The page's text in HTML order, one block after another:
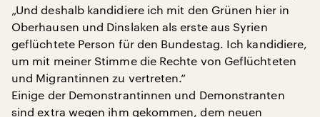
„Und deshalb kandidiere ich mit den Grünen hier in
Oberhausen und Dinslaken als erste aus Syrien
geflüchtete Person für den Bundestag. Ich kandidiere,
um mit meiner Stimme die Rechte von Geflüchteten
und Migrantinnen zu vertreten.“
Einige der Demonstrantinnen und Demonstranten
sind extra wegen ihm gekommen, dem neuen